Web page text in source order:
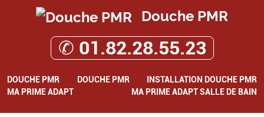
Douche PMR
✆ 01.82.28.55.23
DOUCHE PMR DOUCHE PMR
INSTALLATION DOUCHE PMR
MA PRIME ADAPT
MA PRIME ADAPT SALLE DE BAIN